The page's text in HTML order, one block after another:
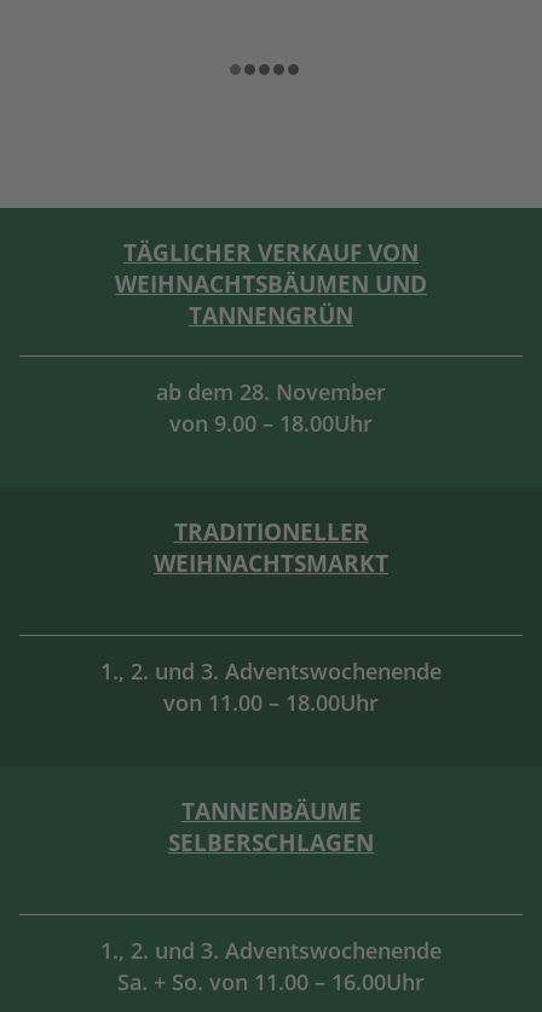
TÄGLICHER VERKAUF VON
WEIHNACHTSBÄUMEN UND
TANNENGRÜN
ab dem 28. November
von 9.00 – 18.00Uhr
TRADITIONELLER
WEIHNACHTSMARKT
1., 2. und 3. Adventswochenende
von 11.00 – 18.00Uhr
TANNENBÄUME
SELBERSCHLAGEN
1., 2. und 3. Adventswochenende
Sa. + So. von 11.00 – 16.00Uhr